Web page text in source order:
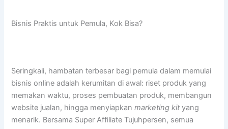
Bisnis Praktis untuk Pemula, Kok Bisa?
Seringkali, hambatan terbesar bagi pemula dalam memulai
bisnis online adalah kerumitan di awal: riset produk yang
memakan waktu, proses pembuatan produk, membangun
website jualan, hingga menyiapkanmarketing kit yang
menarik. Bersama Super Affiliate Tujuhpersen, semua